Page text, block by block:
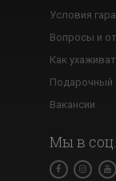
Условия
Вопросы и
Как
Подарочный
Вакансии
Мы в